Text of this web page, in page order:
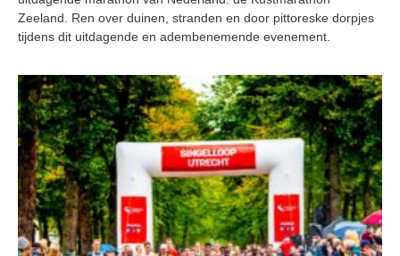
Zeeland. Ren over duinen, stranden en door pittoreske dorpjes
tijdens dit uitdagende en adembenemende evenement.